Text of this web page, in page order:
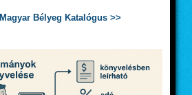
Magyar Bélyeg Katalógus >>